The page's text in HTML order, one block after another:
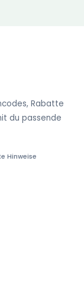
Rabatte
du passende
Hinweise